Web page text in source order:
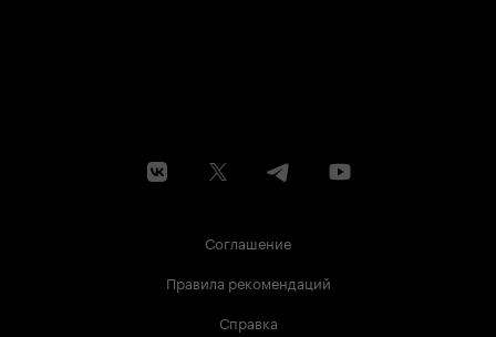
Соглашение
Правила рекомендаций
Справка